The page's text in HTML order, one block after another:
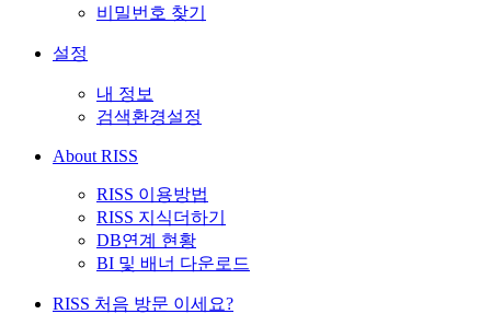
비밀번호 찾기
설정
내 정보
검색환경설정
About RISS
RISS 이용방법
RISS 지식더하기
DB연계 현황
BI 및 배너 다운로드
RISS 처음 방문 이세요?